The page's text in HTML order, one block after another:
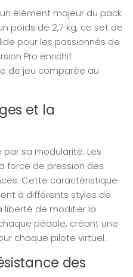
élément majeur du pack
poids de 2,7 kg, ce set de
pour les passionnés de
Pro enrichit
de jeu comparée au
et la
par sa modularité. Les
force de pression des
Cette caractéristique
à différents styles de
liberté de modifier la
pédale, créant une
chaque pilote virtuel.
des